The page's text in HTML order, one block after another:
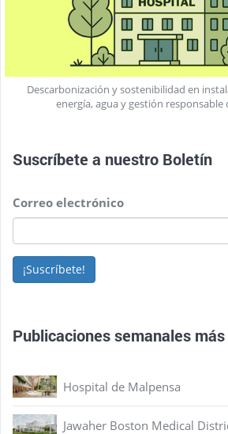
Descarbonización y sostenibilidad en
energía, agua y gestión responsable
Suscríbete a nuestro Boletín
Correo electrónico
¡Suscríbete!
Publicaciones semanales
Hospital de Malpensa
Jawaher Boston Medical